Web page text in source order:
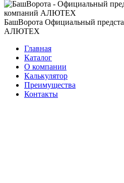
БашВорота Официальный
АЛЮТЕХ
Главная
Каталог
О компании
Калькулятор
Преимущества
Контакты